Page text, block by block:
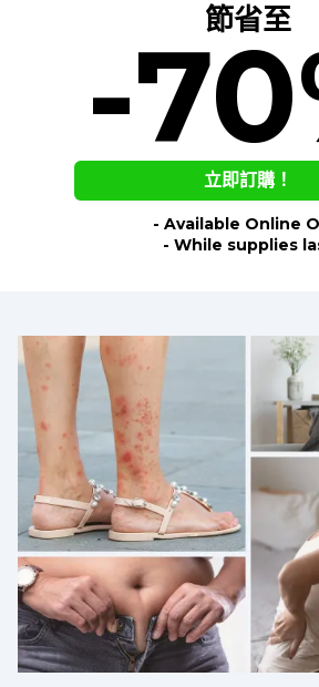
節省至
-
立即訂購！
- Available Online
- While supplies